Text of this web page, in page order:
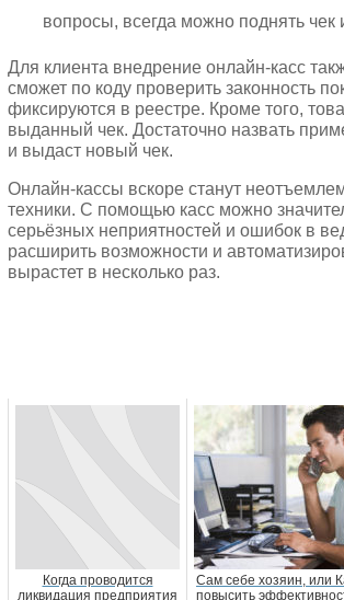
вопросы, всегда можно поднять чек
Для клиента внедрение онлайн-касс
сможет по коду проверить законность
фиксируются в реестре. Кроме того,
выданный чек. Достаточно назвать
и выдаст новый чек.
Онлайн-кассы вскоре станут
техники. С помощью касс можно
серьёзных неприятностей и ошибок в
расширить возможности и
вырастет в несколько раз.
Когда проводится
ликвидация предприятия
Сам себе хозяин, или
повысить